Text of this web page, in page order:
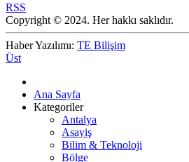
RSS
Copyright © 2024. Her hakkı saklıdır.
Haber Yazılımı: TE Bilişim
Üst
Ana Sayfa
Kategoriler
Antalya
Asayiş
Bilim & Teknoloji
Bölge